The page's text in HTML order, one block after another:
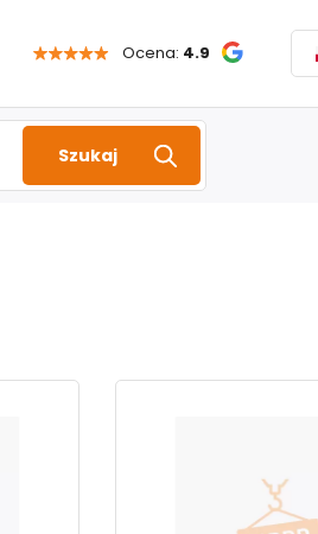
Ocena: 4.9
Szukaj